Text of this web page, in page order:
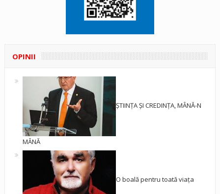
OPINII
ȘTIINȚA ȘI CREDINȚA, MÂNĂ-N
MÂNĂ
O boală pentru toată viața